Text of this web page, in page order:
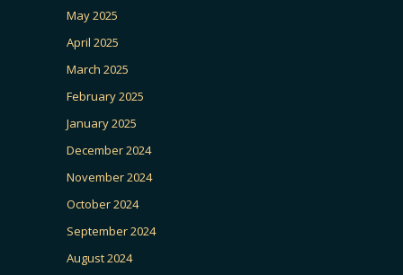
May 2025
April 2025
March 2025
February 2025
January 2025
December 2024
November 2024
October 2024
September 2024
August 2024